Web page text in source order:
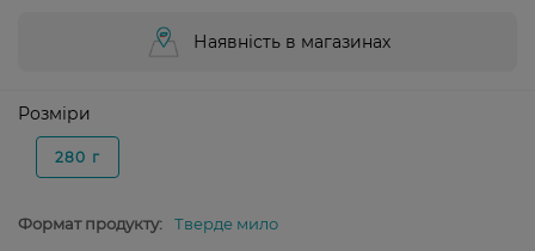
Наявність в магазинах
Розміри
280 г
Формат продукту:
Тверде мило